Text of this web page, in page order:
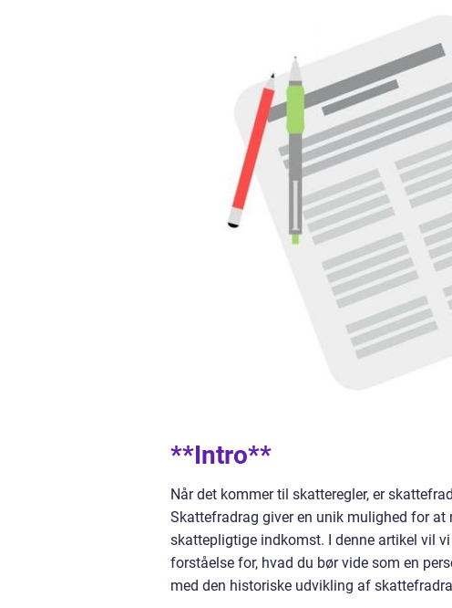
**Intro**
Når det kommer til skatteregler, er
Skattefradrag giver en unik mulighed for
skattepligtige indkomst. I denne artikel vil
forståelse for, hvad du bør vide som en
med den historiske udvikling af